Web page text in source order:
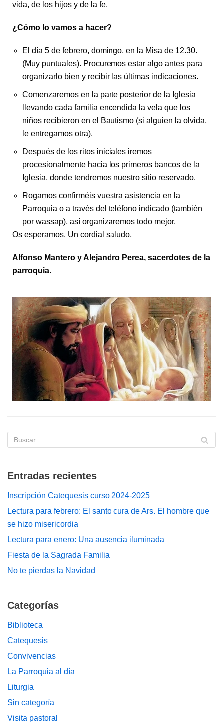
vida, de los hijos y de la fe.
¿Cómo lo vamos a hacer?
El día 5 de febrero, domingo, en la Misa de 12.30.
(Muy puntuales). Procuremos estar algo antes para
organizarlo bien y recibir las últimas indicaciones.
Comenzaremos en la parte posterior de la Iglesia
llevando cada familia encendida la vela que los
niños recibieron en el Bautismo (si alguien la olvida,
le entregamos otra).
Después de los ritos iniciales iremos
procesionalmente hacia los primeros bancos de la
Iglesia, donde tendremos nuestro sitio reservado.
Rogamos confirméis vuestra asistencia en la
Parroquia o a través del teléfono indicado (también
por wassap), así organizaremos todo mejor.
Os esperamos. Un cordial saludo,
Alfonso Mantero y Alejandro Perea, sacerdotes de la
parroquia.
Entradas recientes
Inscripción Catequesis curso 2024-2025
Lectura para febrero: El santo cura de Ars. El hombre que
se hizo misericordia
Lectura para enero: Una ausencia iluminada
Fiesta de la Sagrada Familia
No te pierdas la Navidad
Categorías
Biblioteca
Catequesis
Convivencias
La Parroquia al día
Liturgia
Sin categoría
Visita pastoral